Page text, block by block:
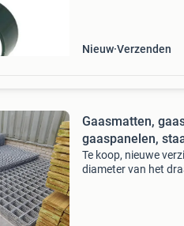
Nieuw Verzenden
Gaasmatten,
gaaspanelen,
Te koop, nieuwe
diameter van het